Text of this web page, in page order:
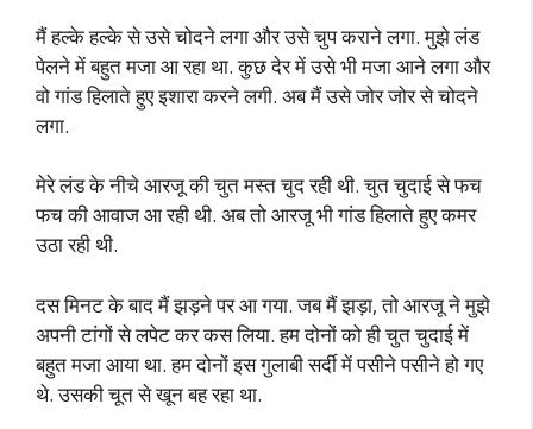
मैं हल्के हल्के से उसे चोदने लगा और उसे चुप कराने लगा. मुझे लंड
पेलने में बहुत मजा आ रहा था. कुछ देर में उसे भी मजा आने लगा और
वो गांड हिलाते हुए इशारा करने लगी. अब मैं उसे जोर जोर से चोदने
लगा.
मेरे लंड के नीचे आरजू की चुत मस्त चुद रही थी. चुत चुदाई से फच
फच की आवाज आ रही थी. अब तो आरजू भी गांड हिलाते हुए कमर
उठा रही थी.
दस मिनट के बाद मैं झड़ने पर आ गया. जब मैं झड़ा, तो आरजू ने मुझे
अपनी टांगों से लपेट कर कस लिया. हम दोनों को ही चुत चुदाई में
बहुत मजा आया था. हम दोनों इस गुलाबी सर्दी में पसीने पसीने हो गए
थे. उसकी चूत से खून बह रहा था.